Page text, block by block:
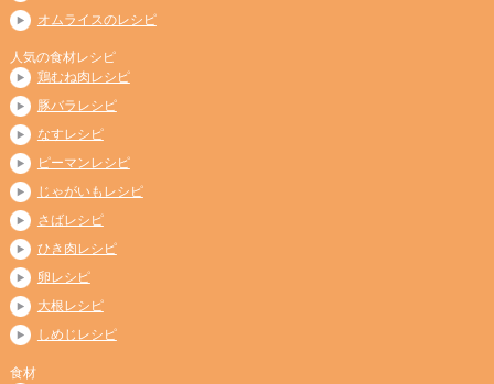
オムライスのレシピ
人気の食材レシピ
鶏むね肉レシピ
豚バラレシピ
なすレシピ
ピーマンレシピ
じゃがいもレシピ
さばレシピ
ひき肉レシピ
卵レシピ
大根レシピ
しめじレシピ
食材